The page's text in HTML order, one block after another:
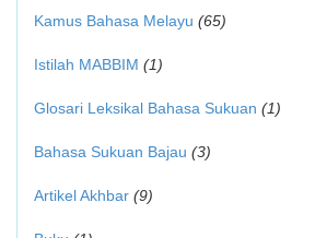
Kamus Bahasa Melayu (65)
Istilah MABBIM (1)
Glosari Leksikal Bahasa Sukuan (1)
Bahasa Sukuan Bajau (3)
Artikel Akhbar (9)